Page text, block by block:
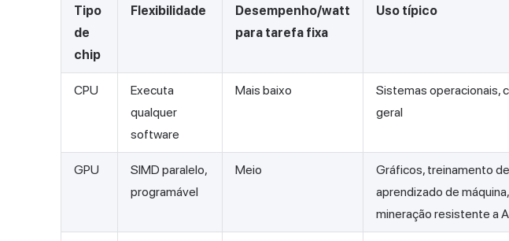
Tipo
de
chip
Flexibilidade
Desempenho/watt
para tarefa fixa
Uso típico
CPU
Executa
qualquer
software
Mais baixo
Sistemas operacionais,
geral
GPU
SIMD paralelo,
programável
Meio
Gráficos, treinamento de
aprendizado de máquina,
mineração resistente a